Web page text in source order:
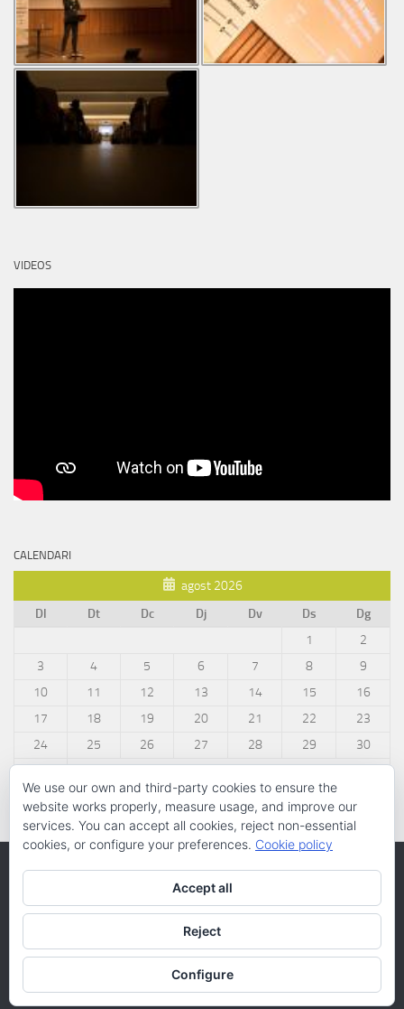
VIDEOS
CALENDARI
agost 2026
Dl
Dt Dc Dj Dv Ds
Dg
1
2
3
4 5 6 7 8
9
10
11 12 13 14 15
16
17
18 19 20 21 22
23
24
25 26 27 28 29
30
« març
We use our own and third-party cookies to ensure the
website works properly, measure usage, and improve our
services. You can accept all cookies, reject non-essential
cookies, or configure your preferences. Cookie policy
Accept all
Reject
Configure